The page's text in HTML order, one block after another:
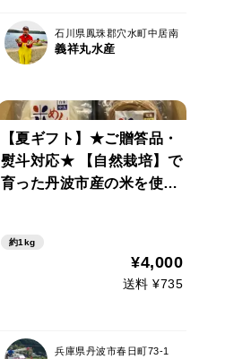
石川県鳳珠郡穴水町中居南
義祥丸水産
【夏ギフト】★ご贈答品・
熨斗対応★ 【自然栽培】で
育った丹波市産の米を使っ
約1kg
¥4,000
送料 ¥735
兵庫県丹波市春日町73-1